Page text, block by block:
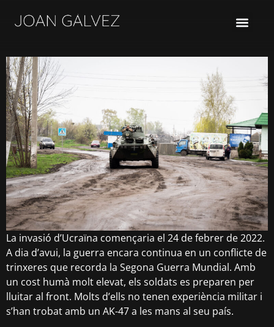
La invasió d’Ucraïna començaria el 24 de febrer de 2022.
A dia d’avui, la guerra encara continua en un conflicte de
trinxeres que recorda la Segona Guerra Mundial. Amb
un cost humà molt elevat, els soldats es preparen per
lluitar al front. Molts d’ells no tenen experiència militar i
s’han trobat amb un AK-47 a les mans al seu país.